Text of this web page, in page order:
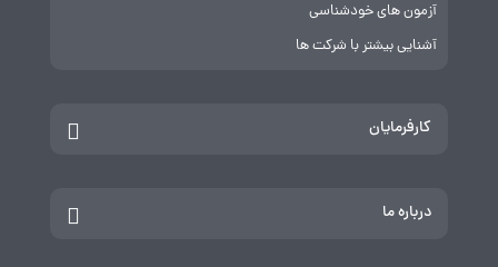
کارجویان
آزمون های خودشناسی